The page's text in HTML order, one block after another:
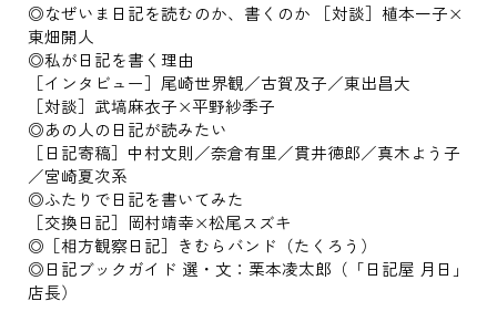
◎なぜいま日記を読むのか、書くのか ［対談］植本一子×
東畑開人
◎私が日記を書く理由
［インタビュー］尾崎世界観／古賀及子／東出昌大
［対談］武塙麻衣子×平野紗季子
◎あの人の日記が読みたい
［日記寄稿］中村文則／奈倉有里／貫井徳郎／真木よう子
／宮崎夏次系
◎ふたりで日記を書いてみた
［交換日記］岡村靖幸×松尾スズキ
◎［相方観察日記］きむらバンド（たくろう）
◎日記ブックガイド 選・文：栗本凌太郎（「日記屋 月日」
店長）